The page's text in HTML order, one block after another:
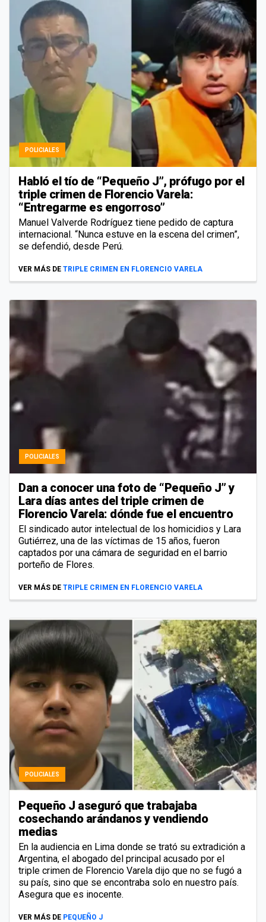
POLICIALES
Habló el tío de “Pequeño J”, prófugo por el
triple crimen de Florencio Varela:
“Entregarme es engorroso”
Manuel Valverde Rodríguez tiene pedido de captura
internacional. “Nunca estuve en la escena del crimen”,
se defendió, desde Perú.
VER MÁS DE TRIPLE CRIMEN EN FLORENCIO VARELA
POLICIALES
Dan a conocer una foto de “Pequeño J” y
Lara días antes del triple crimen de
Florencio Varela: dónde fue el encuentro
El sindicado autor intelectual de los homicidios y Lara
Gutiérrez, una de las víctimas de 15 años, fueron
captados por una cámara de seguridad en el barrio
porteño de Flores.
VER MÁS DE TRIPLE CRIMEN EN FLORENCIO VARELA
POLICIALES
Pequeño J aseguró que trabajaba
cosechando arándanos y vendiendo
medias
En la audiencia en Lima donde se trató su extradición a
Argentina, el abogado del principal acusado por el
triple crimen de Florencio Varela dijo que no se fugó a
su país, sino que se encontraba solo en nuestro país.
Asegura que es inocente.
VER MÁS DE PEQUEÑO J